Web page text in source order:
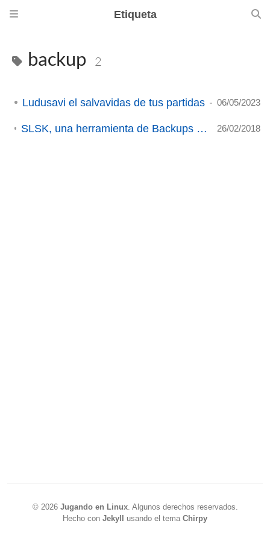
Etiqueta
backup 2
Ludusavi el salvavidas de tus partidas 06/05/2023
SLSK, una herramienta de Backups para nuestros juegos de Steam. 26/02/2018
© 2026 Jugando en Linux. Algunos derechos reservados.
Hecho con Jekyll usando el tema Chirpy